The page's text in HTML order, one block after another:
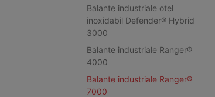
Balante industriale otel
inoxidabil Defender® Hybrid
3000
Balante industriale Ranger®
4000
Balante industriale Ranger®
7000